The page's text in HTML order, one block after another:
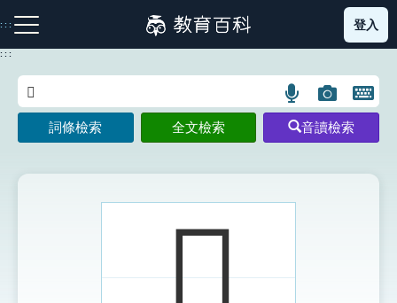
到
主
:::
注音索引圖示 筆畫索引圖示 部首索引表圖示
登入
:::
語
言
搜
示
圖
片
搜
開
鍵
圖
詞條檢索 全文檢索 音讀檢索